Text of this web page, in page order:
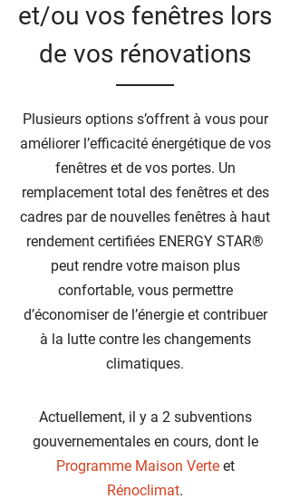
et/ou vos fenêtres lors
de vos rénovations
Plusieurs options s’offrent à vous pour
améliorer l’efficacité énergétique de vos
fenêtres et de vos portes. Un
remplacement total des fenêtres et des
cadres par de nouvelles fenêtres à haut
rendement certifiées ENERGY STAR®
peut rendre votre maison plus
confortable, vous permettre
d’économiser de l’énergie et contribuer
à la lutte contre les changements
climatiques.
Actuellement, il y a 2 subventions
gouvernementales en cours, dont le
Programme Maison Verteet
Rénoclimat.